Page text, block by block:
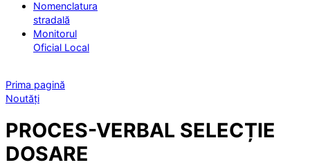
Nomenclatura
stradală
Monitorul
Oficial Local
Prima pagină
Noutăți
PROCES-VERBAL SELECȚIE
DOSARE